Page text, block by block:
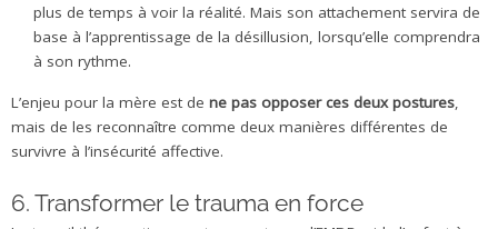
plus de temps à voir la réalité. Mais son attachement servira de
base à l’apprentissage de la désillusion, lorsqu’elle comprendra
à son rythme.
L’enjeu pour la mère est de ne pas opposer ces deux postures,
mais de les reconnaître comme deux manières différentes de
survivre à l’insécurité affective.
6. Transformer le trauma en force